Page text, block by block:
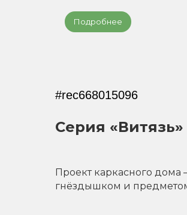
Подробнее
#rec668015096
Серия «Витязь»
Проект каркасного
гнёздышком и